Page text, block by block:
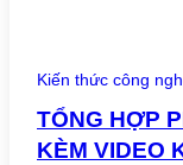
Kiến thức công
TỔNG HỢP
KÈM VIDEO